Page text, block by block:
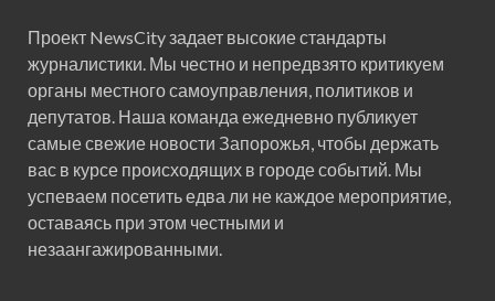
Проект NewsCity задает высокие стандарты
журналистики. Мы честно и непредвзято критикуем
органы местного самоуправления, политиков и
депутатов. Наша команда ежедневно публикует
самые свежие новости Запорожья, чтобы держать
вас в курсе происходящих в городе событий. Мы
успеваем посетить едва ли не каждое мероприятие,
оставаясь при этом честными и
незаангажированными.